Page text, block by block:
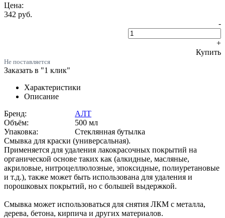
Цена:
342 руб.
-
+
Купить
Не поставляется
Заказать в "1 клик"
Характеристики
Описание
Бренд:
АЛТ
Объём:
500 мл
Упаковка:
Стеклянная бутылка
Смывка для краски (универсальная).
Применяется для удаления лакокрасочных покрытий на
органической основе таких как (алкидные, масляные,
акриловые, нитроцеллюлозные, эпоксидные, полиуретановые
и т.д.), также может быть использована для удаления и
порошковых покрытий, но с большей выдержкой.
Смывка может использоваться для снятия ЛКМ с металла,
дерева, бетона, кирпича и других материалов.